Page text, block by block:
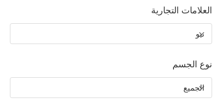
العلامات التجارية
نيو
نوع الجسم
الجميع